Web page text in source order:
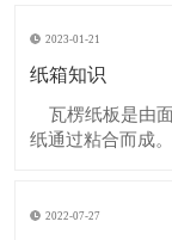
度由构成纸板之
定，与瓦楞芯纸
2023-01-21
纸箱知识
瓦楞纸板是由
纸通过粘合而成
也有所不同。即
2022-07-27